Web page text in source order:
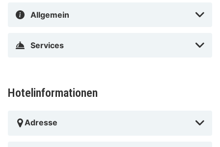
Thyssen und 2,7 km von Kathedrale von Málaga
Allgemein
Services
Hotelinformationen
Adresse